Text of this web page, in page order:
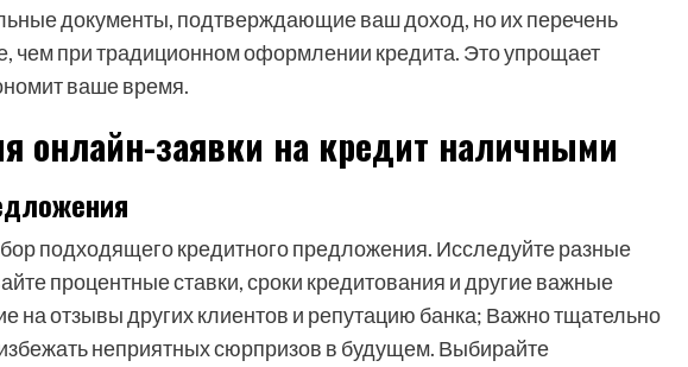
документы, подтверждающие ваш доход, но их перечень
чем при традиционном оформлении кредита. Это упрощает
ваше время.
онлайн-заявки на кредит наличными
подходящего кредитного предложения. Исследуйте разные
процентные ставки, сроки кредитования и другие важные
на отзывы других клиентов и репутацию банка; Важно тщательно
неприятных сюрпризов в будущем. Выбирайте